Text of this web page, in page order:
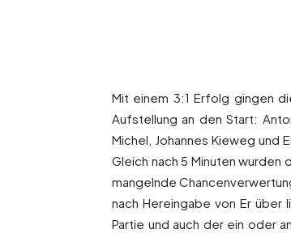
Mit einem 3:1 Erfolg gingen
Aufstellung an den Start:
Michel, Johannes Kieweg und
Gleich nach 5 Minuten wurden
mangelnde
nach Hereingabe von Er über
Partie und auch der ein oder